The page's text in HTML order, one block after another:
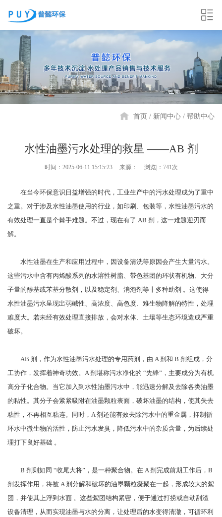
首页 新闻中心 帮助中心
水性油墨污水处理的救星 ——AB 剂
时间：2025-06-11 15:15:23 来源： 浏览|：741次
在当今环保意识日益增强的时代，工业生产中的污水处理成为了重中
之重。对于涉及水性油墨使用的行业，如印刷、包装等，水性油墨污水的
有效处理一直是个棘手难题。不过，现在有了 AB 剂，这一难题迎刃而
解。
水性油墨在生产和应用过程中，因设备清洗等原因会产生大量污水。
这些污水中含有丙烯酸系列的水溶性树脂、带色基团的环状有机物、大分
子量的醇基或苯基分散剂，以及稳定剂、消泡剂等十多种助剂 。这使得
水性油墨污水呈现出弱碱性、高浓度、高色度、难生物降解的特性，处理
难度大。若未经有效处理直接排放，会对水体、土壤等生态环境造成严重
破坏。
AB 剂，作为水性油墨污水处理的专用药剂，由 A 剂和 B 剂组成，分
工协作，发挥着神奇功效。A 剂堪称污水净化的 “先锋”，主要成分为有机
高分子化合物。当它加入到水性油墨污水中，能迅速分解及去除各类油墨
的粘性。其分子会紧紧吸附在油墨颗粒表面，破坏油墨的结构，使其失去
粘性，不再相互粘连。同时，A 剂还能有效去除污水中的重金属，抑制循
环水中微生物的活性，防止污水发臭，降低污水中的杂质含量，为后续处
理打下良好基础 。
B 剂则如同 “收尾大将”，是一种聚合物。在 A 剂完成前期工作后，B
剂发挥作用，将被 A 剂分解和破坏的油墨颗粒凝聚在一起，形成较大的絮
团，并使其上浮到水面 。这些絮团结构紧密，便于通过打捞或自动刮渣
设备清理，从而实现油墨与水的分离，让处理后的水变得清澈，可循环利